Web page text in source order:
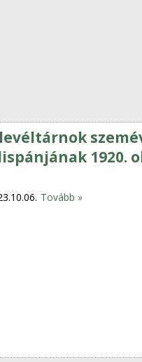
1920.
Tovább »